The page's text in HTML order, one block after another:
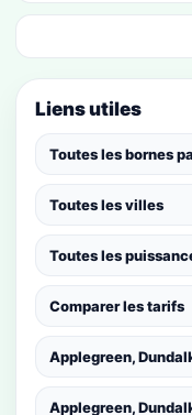
Liens utiles
Toutes les bornes
Toutes les villes
Toutes les
Comparer les tarifs
Applegreen,
Applegreen,